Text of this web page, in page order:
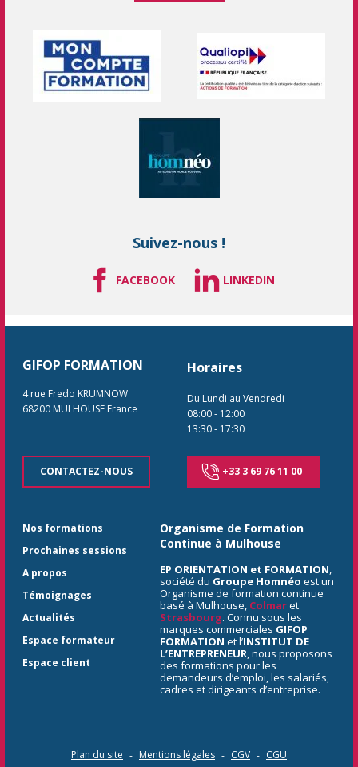
Suivez-nous !
FACEBOOK LINKEDIN
GIFOP FORMATION
4 rue Fredo KRUMNOW
68200 MULHOUSE France
CONTACTEZ-NOUS
Horaires
Du Lundi au Vendredi
08:00- 12:00
13:30- 17:30
+33 3 69 76 11 00
Nos formations
Prochaines sessions
A propos
Témoignages
Actualités
Espace formateur
Espace client
Organisme de Formation
Continue à Mulhouse
EP ORIENTATION et FORMATION,
société du Groupe Homnéo est un
Organisme de formation continue
basé à Mulhouse, Colmaret
Strasbourg. Connu sous les
marques commerciales GIFOP
FORMATION et l’INSTITUT DE
L’ENTREPRENEUR, nous proposons
des formations pour les
demandeurs d’emploi, les salariés,
cadres et dirigeants d’entreprise.
Plan du site Mentions légales CGV
CGU